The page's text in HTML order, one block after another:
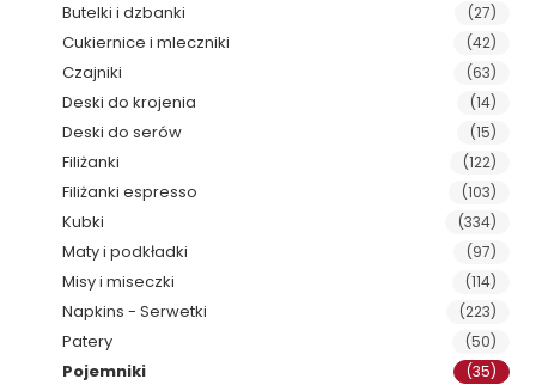
Butelki i dzbanki (27)
Cukiernice i mleczniki (42)
Czajniki (63)
Deski do krojenia (14)
Deski do serów (15)
Filiżanki (122)
Filiżanki espresso (103)
Kubki (334)
Maty i podkładki (97)
Misy i miseczki (114)
Napkins - Serwetki (223)
Patery (50)
Pojemniki (35)